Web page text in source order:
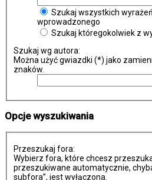
Szukaj wszystkich
wprowadzonego
Szukaj któregokolwiek z
Szukaj wg autora:
Można użyć gwiazdki (*) jako
znaków.
Opcje wyszukiwania
Przeszukaj fora:
Wybierz fora, które chcesz
przeszukiwane automatycznie,
subfora”, jest wyłączona.